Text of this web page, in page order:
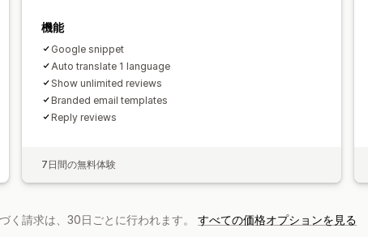
機能
Google snippet
Auto translate 1 language
Show unlimited reviews
Branded email templates
Reply reviews
7日間の無料体験
く請求は、30日ごとに行われます。 すべての価格オプションを見る